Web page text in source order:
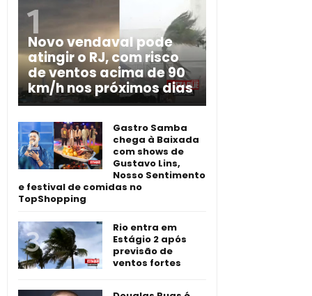
Novo vendaval pode
atingir o RJ, com risco
de ventos acima de 90
km/h nos próximos dias
Gastro Samba
chega à Baixada
com shows de
Gustavo Lins,
Nosso Sentimento
e festival de comidas no
TopShopping
Rio entra em
Estágio 2 após
previsão de
ventos fortes